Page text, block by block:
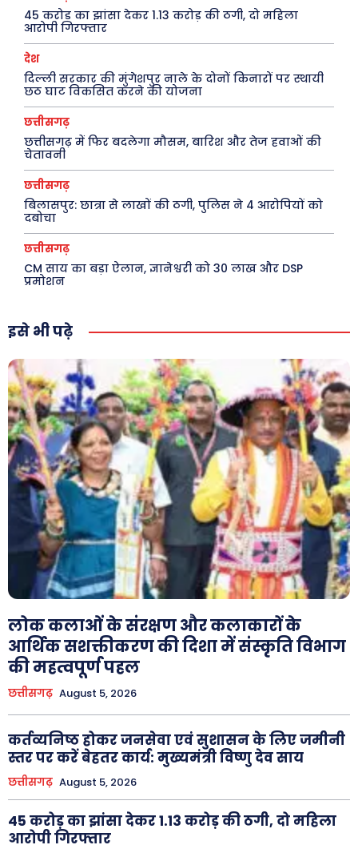
45 करोड़ का झांसा देकर 1.13 करोड़ की ठगी, दो महिला
आरोपी गिरफ्तार
देश
दिल्ली सरकार की मुंगेशपुर नाले के दोनों किनारों पर स्थायी
छठ घाट विकसित करने की योजना
छत्तीसगढ़
छत्तीसगढ़ में फिर बदलेगा मौसम, बारिश और तेज हवाओं की
चेतावनी
छत्तीसगढ़
बिलासपुर: छात्रा से लाखों की ठगी, पुलिस ने 4 आरोपियों को
दबोचा
छत्तीसगढ़
CM साय का बड़ा ऐलान, ज्ञानेश्वरी को 30 लाख और DSP
प्रमोशन
इसे भी पढ़े
लोक कलाओं के संरक्षण और कलाकारों के
आर्थिक सशक्तीकरण की दिशा में संस्कृति विभाग
की महत्वपूर्ण पहल
छत्तीसगढ़ August 5, 2026
कर्तव्यनिष्ठ होकर जनसेवा एवं सुशासन के लिए जमीनी
स्तर पर करें बेहतर कार्य: मुख्यमंत्री विष्णु देव साय
छत्तीसगढ़ August 5, 2026
45 करोड़ का झांसा देकर 1.13 करोड़ की ठगी, दो महिला
आरोपी गिरफ्तार